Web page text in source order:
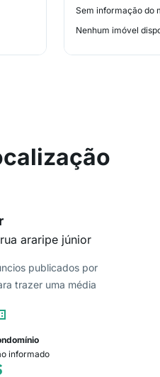
Sem informação do
Nenhum imóvel
araripe júnior
publicados por
trazer uma média
informado